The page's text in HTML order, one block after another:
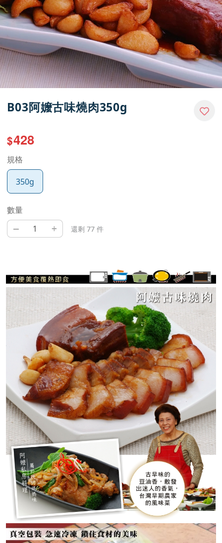
B03阿嬤古味燒肉350g
$428
規格
350g
數量
– + 還剩 77 件